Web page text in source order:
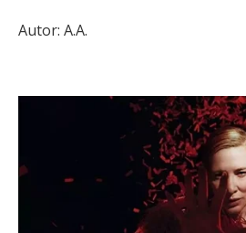
Autor: A.A.